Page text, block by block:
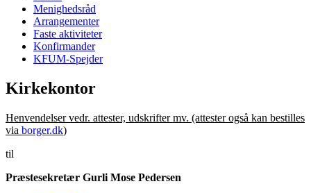
Menighedsråd
Arrangementer
Faste aktiviteter
Konfirmander
KFUM-Spejder
Kirkekontor
Henvendelser vedr. attester, udskrifter mv. (attester også kan bestilles
via borger.dk)
til
Præstesekretær Gurli Mose Pedersen